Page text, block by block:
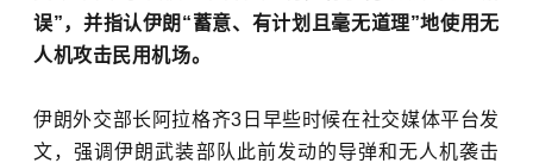
误”，并指认伊朗“蓄意、有计划且毫无道理”地使用无
人机攻击民用机场。
伊朗外交部长阿拉格齐3日早些时候在社交媒体平台发
文，强调伊朗武装部队此前发动的导弹和无人机袭击